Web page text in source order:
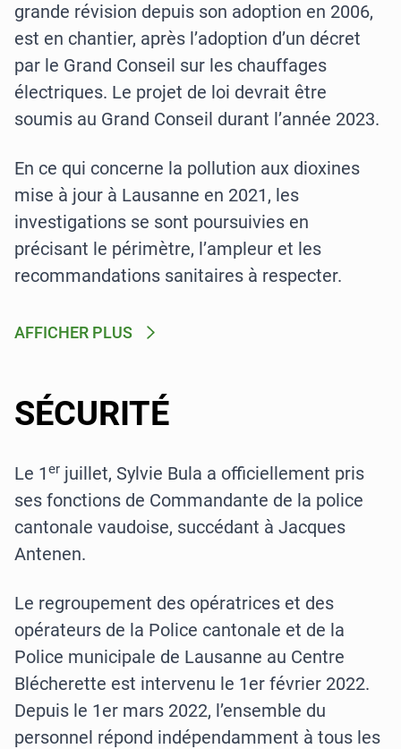
grande révision depuis son adoption en 2006,
est en chantier, après l’adoption d’un décret
par le Grand Conseil sur les chauffages
électriques. Le projet de loi devrait être
soumis au Grand Conseil durant l’année 2023.
En ce qui concerne la pollution aux dioxines
mise à jour à Lausanne en 2021, les
investigations se sont poursuivies en
précisant le périmètre, l’ampleur et les
recommandations sanitaires à respecter.
AFFICHER PLUS
SÉCURITÉ
Le 1er juillet, Sylvie Bula a officiellement pris
ses fonctions de Commandante de la police
cantonale vaudoise, succédant à Jacques
Antenen.
Le regroupement des opératrices et des
opérateurs de la Police cantonale et de la
Police municipale de Lausanne au Centre
Blécherette est intervenu le 1er février 2022.
Depuis le 1er mars 2022, l’ensemble du
personnel répond indépendamment à tous les